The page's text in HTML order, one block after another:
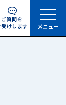
ご質問を
受けします
メニュー